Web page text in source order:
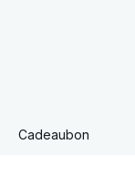
Cadeaubon